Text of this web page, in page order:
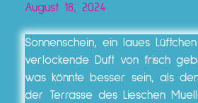
August 18, 2024
Sonnenschein, ein laues
verlockende Duft von frisch
was könnte besser sein, als
der Terrasse des Lieschen